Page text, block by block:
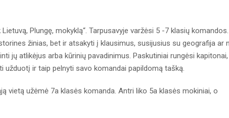
Plungę, mokyklą“. Tarpusavyje varžėsi 5 -7 klasių komandos.
žinias, bet ir atsakyti į klausimus, susijusius su geografija ar
jų atlikėjus arba kūrinių pavadinimus. Paskutiniai rungėsi kapitonai,
užduotį ir taip pelnyti savo komandai papildomą tašką.
vietą užėmė 7a klasės komanda. Antri liko 5a klasės mokiniai, o